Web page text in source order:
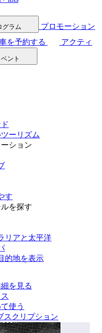
グラム
プロモーション
を予約する
アクティ
ント
ーリズム
ション
す
を探す
リアと太平洋
的地を表示
を見る
使う
スクリプション